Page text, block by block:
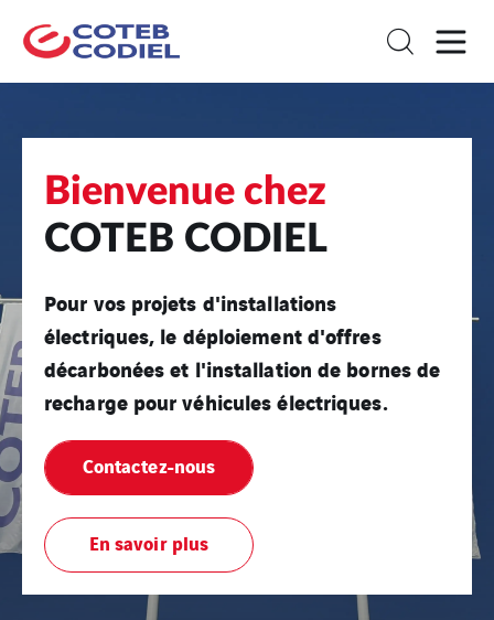
Bienvenue chez
COTEB CODIEL
Pour vos projets d'installations
électriques, le déploiement d'offres
décarbonées et l'installation de bornes de
recharge pour véhicules électriques.
Contactez-nous
En savoir plus